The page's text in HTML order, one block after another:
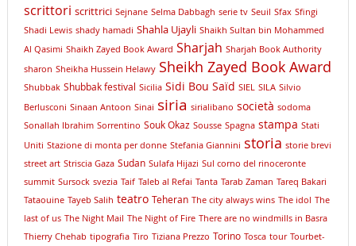
scrittori scrittrici Sejnane Selma Dabbagh serie tv Seuil Sfax Sfingi
Shadi Lewis shady hamadi Shahla Ujayli Shaikh Sultan bin Mohammed
Al Qasimi Shaikh Zayed Book Award Sharjah Sharjah Book Authority
sharon Sheikha Hussein Helawy Sheikh Zayed Book Award
Shubbak Shubbak festival Sicilia Sidi Bou Saïd SIEL SILA Silvio
Berlusconi Sinaan Antoon Sinai siria sirialibano società sodoma
Sonallah Ibrahim Sorrentino Souk Okaz Sousse Spagna stampa Stati
Uniti Stazione di monta per donne Stefania Giannini storia storie brevi
street art Striscia Gaza Sudan Sulafa Hijazi Sul corno del rinoceronte
summit Sursock svezia Taif Taleb al Refai Tanta Tarab Zaman Tareq Bakari
Tataouine Tayeb Salih teatro Teheran The city always wins The idol The
last of us The Night Mail The Night of Fire There are no windmills in Basra
Thierry Chehab tipografia Tiro Tiziana Prezzo Torino Tosca tour Tourbet-